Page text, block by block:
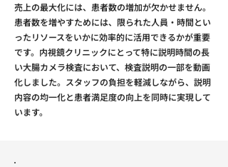
売上の最大化には、患者数の増加が欠かせません。
患者数を増やすためには、限られた人員・時間とい
ったリソースをいかに効率的に活用できるかが重要
です。内視鏡クリニックにとって特に説明時間の長
い大腸カメラ検査において、検査説明の一部を動画
化しました。スタッフの負担を軽減しながら、説明
内容の均一化と患者満足度の向上を同時に実現して
います。